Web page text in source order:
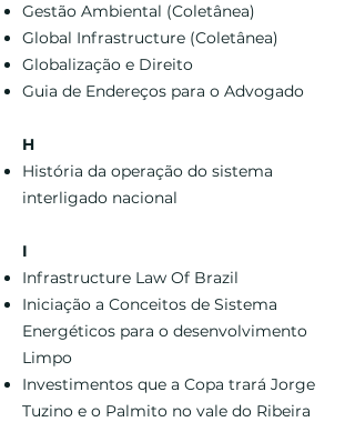
Gestão Ambiental (Coletânea)
Global Infrastructure (Coletânea)
Globalização e Direito
Guia de Endereços para o Advogado
H
História da operação do sistema
interligado nacional
I
Infrastructure Law Of Brazil
Iniciação a Conceitos de Sistema
Energéticos para o desenvolvimento
Limpo
Investimentos que a Copa trará Jorge
Tuzino e o Palmito no vale do Ribeira